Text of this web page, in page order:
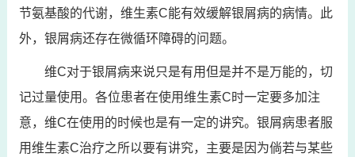
节氨基酸的代谢，维生素C能有效缓解银屑病的病情。此
外，银屑病还存在微循环障碍的问题。
维C对于银屑病来说只是有用但是并不是万能的，切
记过量使用。各位患者在使用维生素C时一定要多加注
意，维C在使用的时候也是有一定的讲究。银屑病患者服
用维生素C治疗之所以要有讲究，主要是因为倘若与某些